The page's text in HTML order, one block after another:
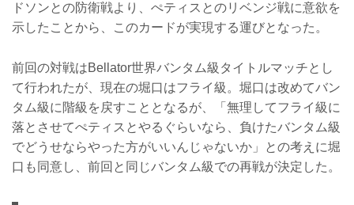
ドソンとの防衛戦より、ぺティスとのリベンジ戦に意欲を
示したことから、このカードが実現する運びとなった。
前回の対戦はBellator世界バンタム級タイトルマッチとし
て行われたが、現在の堀口はフライ級。堀口は改めてバン
タム級に階級を戻すこととなるが、「無理してフライ級に
落とさせてぺティスとやるぐらいなら、負けたバンタム級
でどうせならやった方がいいんじゃないか」との考えに堀
口も同意し、前回と同じバンタム級での再戦が決定した。